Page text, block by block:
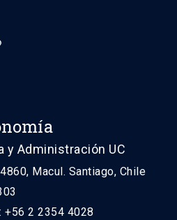
y Administración UC
Macul. Santiago, Chile
+56 2 2354 4028